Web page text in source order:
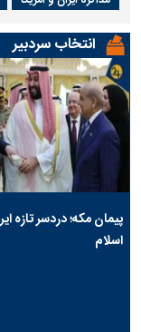
انتخاب سردبیر
پیمان مکه؛ دردسر تازه
اسلام